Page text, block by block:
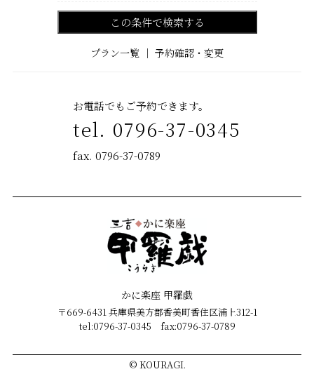
この条件で検索する
プラン一覧 ｜ 予約確認・変更
お電話でもご予約できます。
tel. 0796-37-0345
fax. 0796-37-0789
かに楽座 甲羅戯
〒669-6431 兵庫県美方郡香美町香住区浦上312-1
tel:0796-37-0345 fax:0796-37-0789
© KOURAGI.